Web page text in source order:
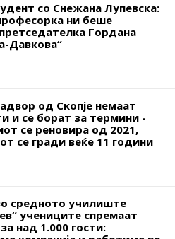
со Снежана Лупевска:
ни беше
Гордана
Давкова“
од Скопје немаат
и се борат за термини -
се реновира од 2021,
се гради веќе 11 години
средното училиште
учениците спремаат
над 1.000 гости: